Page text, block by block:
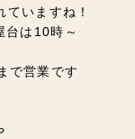
いますね！
台は10時～
で営業です